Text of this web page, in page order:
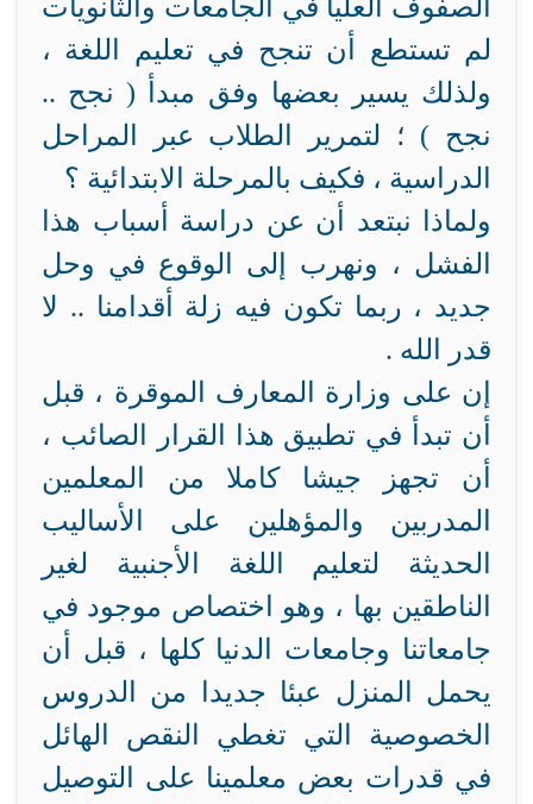
الصفوف العليا في الجامعات والثانويات
لم تستطع أن تنجح في تعليم اللغة ،
ولذلك يسير بعضها وفق مبدأ ( نجح ..
نجح ) ؛ لتمرير الطلاب عبر المراحل
الدراسية ، فكيف بالمرحلة الابتدائية ؟
ولماذا نبتعد أن عن دراسة أسباب هذا
الفشل ، ونهرب إلى الوقوع في وحل
جديد ، ربما تكون فيه زلة أقدامنا .. لا
قدر الله .
إن على وزارة المعارف الموقرة ، قبل
أن تبدأ في تطبيق هذا القرار الصائب ،
أن تجهز جيشا كاملا من المعلمين
المدربين والمؤهلين على الأساليب
الحديثة لتعليم اللغة الأجنبية لغير
الناطقين بها ، وهو اختصاص موجود في
جامعاتنا وجامعات الدنيا كلها ، قبل أن
يحمل المنزل عبئا جديدا من الدروس
الخصوصية التي تغطي النقص الهائل
في قدرات بعض معلمينا على التوصيل